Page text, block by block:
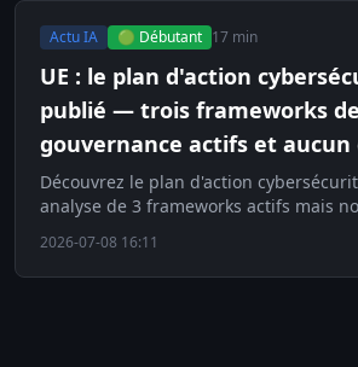
Actu IA 🟢 Débutant 17 min
UE : le plan d'action
publié — trois frameworks de
gouvernance actifs et aucun
Découvrez le plan d'action
analyse de 3 frameworks actifs mais
2026-07-08 16:11